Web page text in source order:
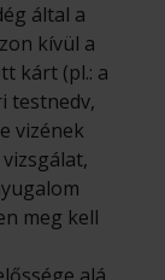
által a
kívül a
kárt (pl.: a
testnedv,
vizének
meg kell